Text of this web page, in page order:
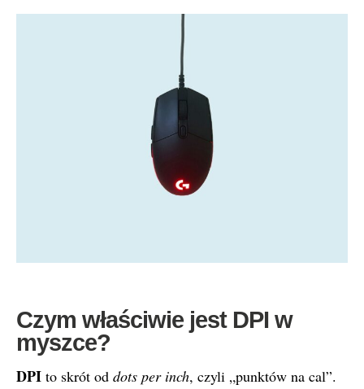
Czym właściwie jest DPI w
myszce?
DPI to skrót od dots per inch, czyli „punktów na cal”.